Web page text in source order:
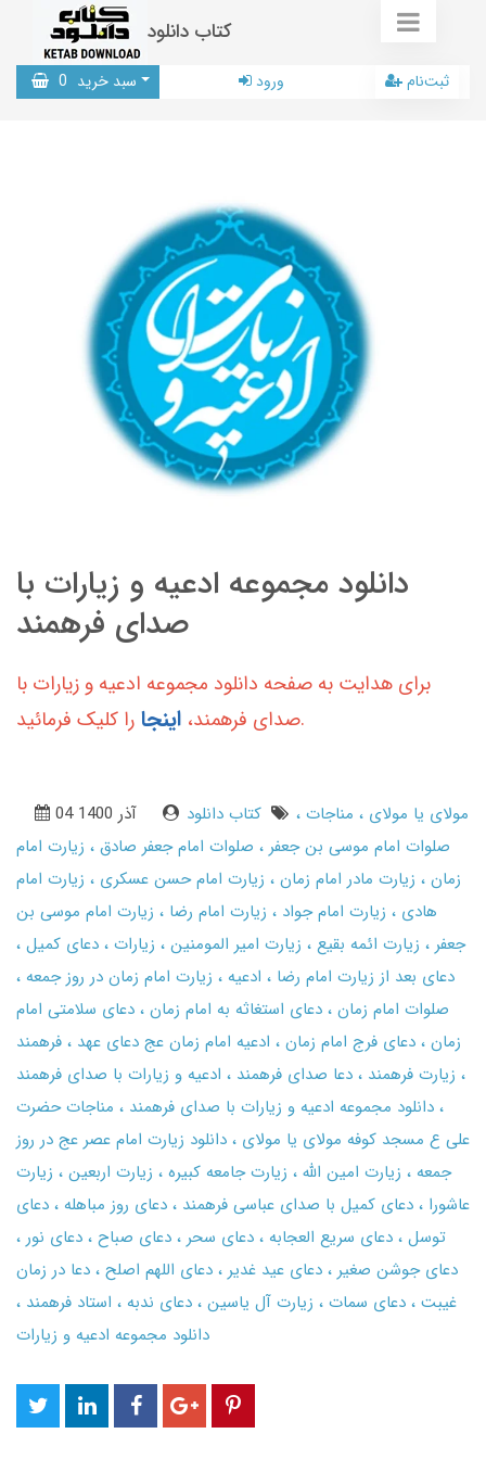
کتاب دانلود
سبد خرید 0 ورود ثبت‌نام
دانلود مجموعه ادعیه و زیارات با
صدای فرهمند
برای هدایت به صفحه دانلود مجموعه ادعیه و زیارات با
صدای فرهمند، اینجا را کلیک فرمائید.
04 آذر 1400 کتاب دانلود مولای یا مولای مناجات
صلوات امام موسی بن جعفر
صلوات امام جعفر صادق
زیارت امام
زمان
زیارت مادر امام زمان زیارت امام حسن عسکری
زیارت امام
هادی
زیارت امام جواد زیارت امام رضا
زیارت امام موسی بن
جعفر
زیارت ائمه بقیع زیارت امیر المومنین زیارات دعای کمیل
دعای بعد از زیارت امام رضا
ادعیه
زیارت امام زمان در روز جمعه
صلوات امام زمان دعای استغاثه به امام زمان دعای سلامتی امام
زمان دعای فرج امام زمان ادعیه امام زمان عج دعای عهد
فرهمند
زیارت فرهمند
دعا صدای فرهمند
ادعیه و زیارات با صدای فرهمند
دانلود مجموعه ادعیه و زیارات با صدای فرهمند
مناجات حضرت
علی ع مسجد کوفه مولای یا مولای
دانلود زیارت امام عصر عج در روز
جمعه
زیارت امین الله زیارت جامعه کبیره زیارت اربعین
زیارت
عاشورا
دعای کمیل با صدای عباسی فرهمند دعای روز مباهله
دعای
توسل دعای سریع العجابه دعای سحر دعای صباح دعای نور
دعای جوشن صغیر دعای عید غدیر دعای اللهم اصلح دعا در زمان
غیبت دعای سمات زیارت آل یاسین دعای ندبه
استاد فرهمند
دانلود مجموعه ادعیه و زیارات